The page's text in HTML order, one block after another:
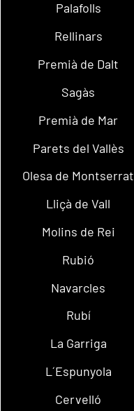
Palafolls
Rellinars
Premià de Dalt
Sagàs
Premià de Mar
Parets del Vallès
Olesa de Montserrat
Lliçà de Vall
Molins de Rei
Rubió
Navarcles
Rubí
La Garriga
L´Espunyola
Cervelló